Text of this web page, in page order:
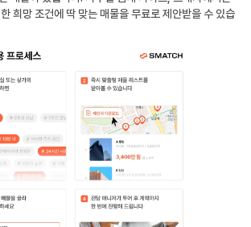
희망 조건에 딱 맞는 매물을 무료로 제안받을 수 있습